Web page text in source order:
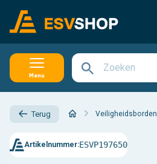
Menu
Terug Veiligheidsborden
Artikelnummer:ESVP197650